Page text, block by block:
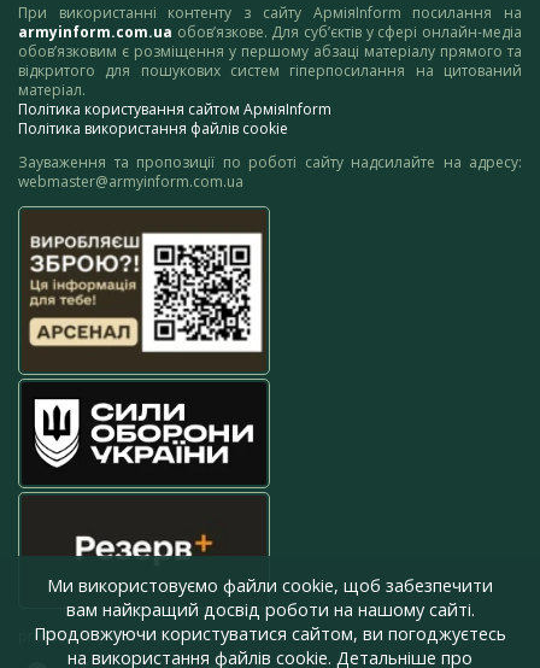
При використанні контенту з сайту АрміяInform посилання на
armyinform.com.ua обов’язкове. Для суб’єктів у сфері онлайн-медіа
обов’язковим є розміщення у першому абзаці матеріалу прямого та
відкритого для пошукових систем гіперпосилання на цитований
матеріал.
Політика користування сайтом АрміяInform
Політика використання файлів cookie
Зауваження та пропозиції по роботі сайту надсилайте на адресу:
webmaster@armyinform.com.ua
press@armyinform.com.ua
Ми використовуємо файли cookie, щоб забезпечити
вам найкращий досвід роботи на нашому сайті.
Продовжуючи користуватися сайтом, ви погоджуєтесь
на використання файлів cookie. Детальніше про